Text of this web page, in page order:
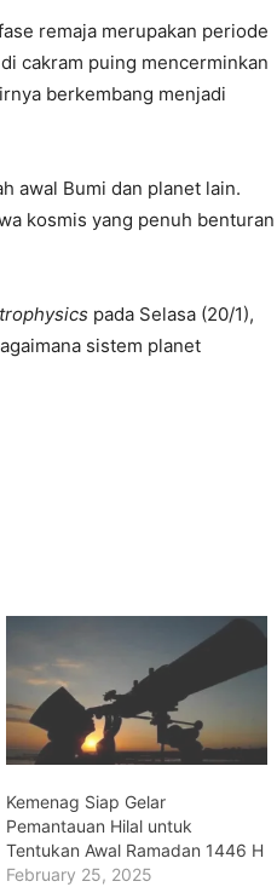
remaja merupakan periode
cakram puing mencerminkan
berkembang menjadi
awal Bumi dan planet lain.
kosmis yang penuh benturan
pada Selasa (20/1),
sistem planet
Kemenag Siap Gelar
Pemantauan Hilal untuk
Tentukan Awal Ramadan 1446 H
February 25, 2025